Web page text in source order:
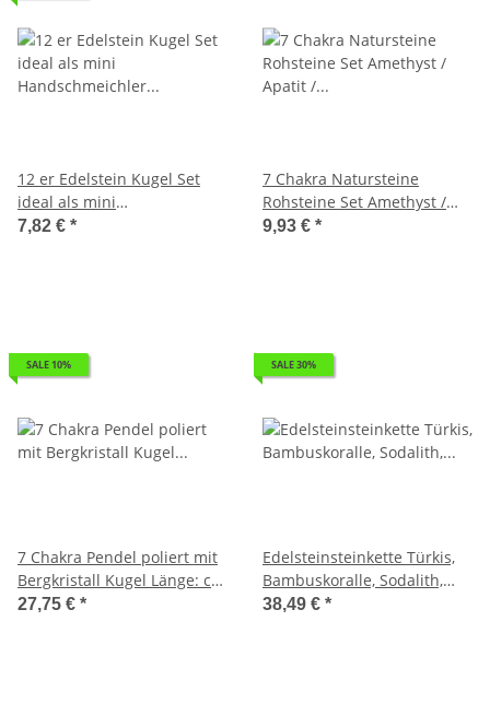
12 er Edelstein Kugel Set
ideal als mini
Handschmeichler auch als
7,82 € *
7 Chakra Natursteine
Rohsteine Set Amethyst /
Apatit / Jaspis rot /
9,93 € *
SALE 10%
7 Chakra Pendel poliert mit
Bergkristall Kugel Länge: ca.
50 mm, Bergkristallkugel Ø
27,75 € *
SALE 30%
Edelsteinsteinkette Türkis,
Bambuskoralle, Sodalith,
Silber Schloß, ca. 46.5 cm
38,49 € *